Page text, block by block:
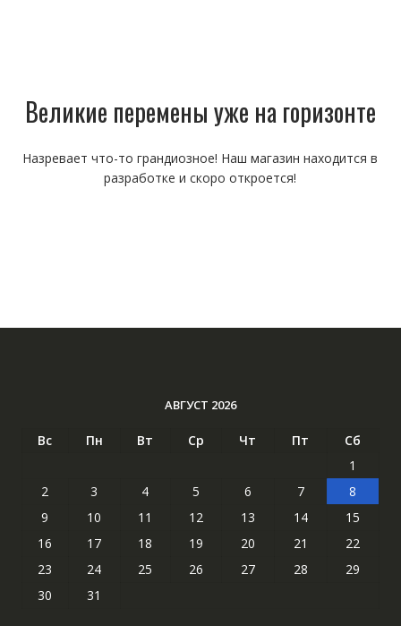
Великие перемены уже на горизонте
Назревает что-то грандиозное! Наш магазин находится в
разработке и скоро откроется!
АВГУСТ 2026
Вс Пн Вт Ср Чт Пт
Сб
1
2
3 4 5 6 7
8
9
10 11 12 13 14
15
16
17 18 19 20 21
22
23
24 25 26 27 28
29
30
31